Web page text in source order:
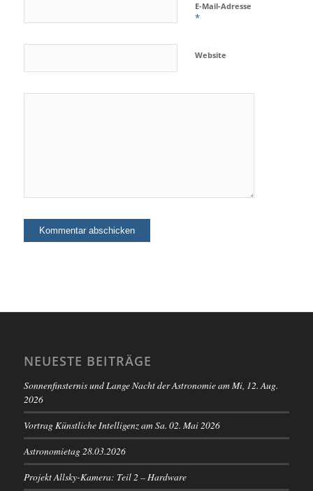
E-Mail-Adresse
*
Website
NEUESTE BEITRÄGE
Sonnenfinsternis und Lange Nacht der Astronomie am Mi, 12. Aug.
2026
Vortrag Künstliche Intelligenz am Sa. 02. Mai 2026
Astronomietag 28.03.2026
Projekt Allsky-Kamera: Teil 2 – Hardware